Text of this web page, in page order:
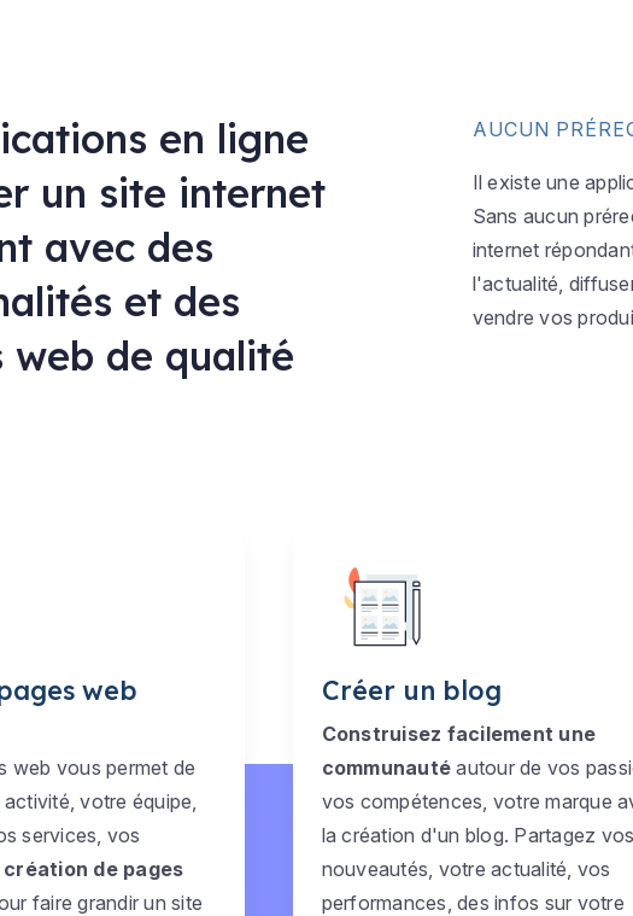
en ligne
un site internet
avec des
et des
web de qualité
AUCUN
Il existe une
Sans aucun
internet
l'actualité,
vendre vos
web
web vous permet de
votre équipe,
services, vos
création de pages
faire grandir un site
Créer un blog
Construisez facilement une
communauté autour de vos
vos compétences, votre marque
la création d'un blog. Partagez vos
nouveautés, votre actualité, vos
performances, des infos sur votre